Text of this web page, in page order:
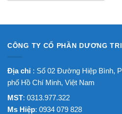
CÔNG TY CỔ PHẦN DƯƠNG
Địa chỉ : Số 02 Đường Hiệp Bình,
phố Hồ Chí Minh, Việt Nam
MST: 0313.977.322
Ms Hiệp: 0934 079 828